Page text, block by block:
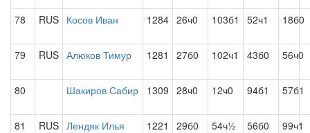
78 RUS Косов Иван 1284 26ч0 103б1 52ч1 18б0
79 RUS Алюков Тимур 1281 27б0 102ч1 43б0 56ч0
80 Шакиров Сабир 1309 28ч0 12ч0 94б1 57б1
81 RUS Лендяк Илья 1221 29б0 54ч½ 56б0 99ч1